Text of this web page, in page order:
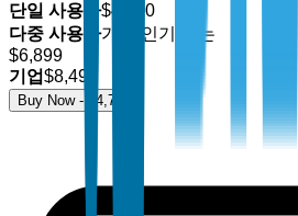
단일 사용자$4,700
다중 사용자가장 인기 있는
$6,899
기업$8,499
Buy Now - $ 4,700